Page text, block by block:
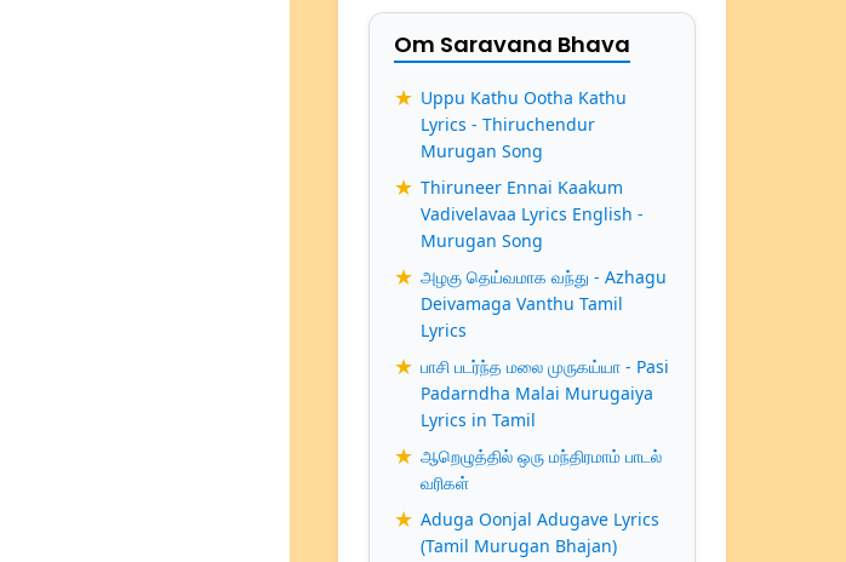
Om Saravana Bhava
Uppu Kathu Ootha Kathu
Lyrics - Thiruchendur
Murugan Song
Thiruneer Ennai Kaakum
Vadivelavaa Lyrics English -
Murugan Song
அழகு தெய்வமாக வந்து - Azhagu
Deivamaga Vanthu Tamil
Lyrics
பாசி படர்ந்த மலை முருகய்யா - Pasi
Padarndha Malai Murugaiya
Lyrics in Tamil
ஆறெழுத்தில் ஒரு மந்திரமாம் பாடல்
வரிகள்
Aduga Oonjal Adugave Lyrics
(Tamil Murugan Bhajan)